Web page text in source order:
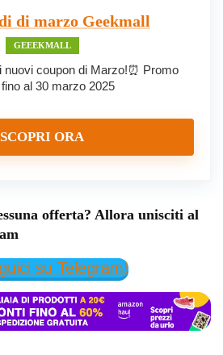
di marzo Geekmall
GEEEKMALL
nuovi coupon di Marzo!⏰ Promo
al 30 marzo 2025
SCOPRI ORA
offerta? Allora unisciti al
su Telegram!